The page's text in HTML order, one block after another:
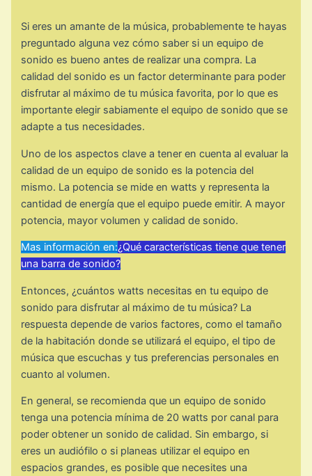
Si eres un amante de la música, probablemente te hayas
preguntado alguna vez cómo saber si un equipo de
sonido es bueno antes de realizar una compra. La
calidad del sonido es un factor determinante para poder
disfrutar al máximo de tu música favorita, por lo que es
importante elegir sabiamente el equipo de sonido que se
adapte a tus necesidades.
Uno de los aspectos clave a tener en cuenta al evaluar la
calidad de un equipo de sonido es la potencia del
mismo. La potencia se mide en watts y representa la
cantidad de energía que el equipo puede emitir. A mayor
potencia, mayor volumen y calidad de sonido.
Mas información en:¿Qué características tiene que tener
una barra de sonido?
Entonces, ¿cuántos watts necesitas en tu equipo de
sonido para disfrutar al máximo de tu música? La
respuesta depende de varios factores, como el tamaño
de la habitación donde se utilizará el equipo, el tipo de
música que escuchas y tus preferencias personales en
cuanto al volumen.
En general, se recomienda que un equipo de sonido
tenga una potencia mínima de 20 watts por canal para
poder obtener un sonido de calidad. Sin embargo, si
eres un audiófilo o si planeas utilizar el equipo en
espacios grandes, es posible que necesites una